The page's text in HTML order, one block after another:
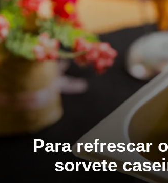
Para refrescar
sorvete